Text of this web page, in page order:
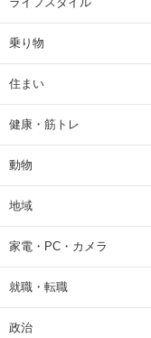
乗り物
住まい
健康・筋トレ
動物
地域
家電・PC・カメラ
就職・転職
政治